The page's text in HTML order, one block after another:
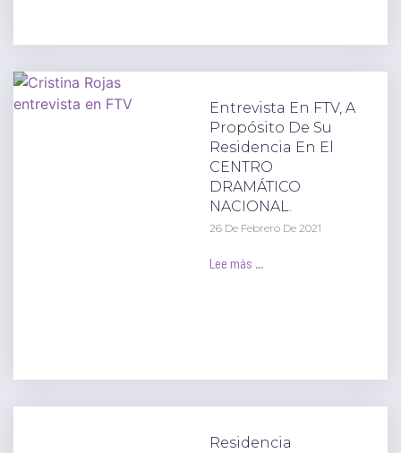
Entrevista En FTV, A
Propósito De Su
Residencia En El
CENTRO
DRAMÁTICO
NACIONAL.
26 De Febrero De 2021
Lee más ...
Residencia